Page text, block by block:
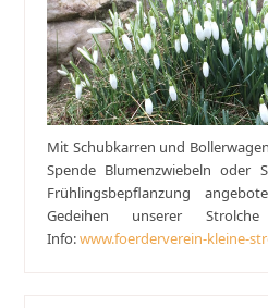
Mit Schubkarren und
Spende Blumenzwiebeln oder
Frühlingsbepflanzung
Gedeihen unserer
Info:www.foerderverein-kleine-